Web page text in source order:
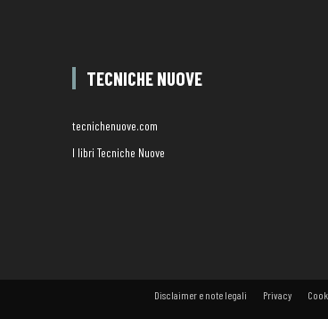
TECNICHE NUOVE
tecnichenuove.com
I libri Tecniche Nuove
Disclaimer e note legali Privacy